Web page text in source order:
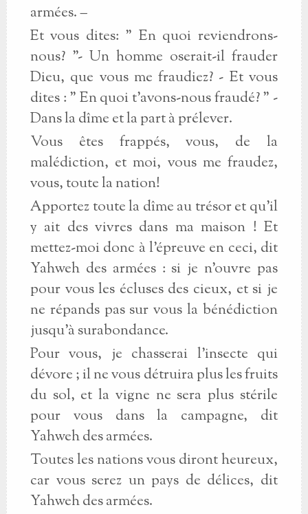
armées. –
Et vous dites: " En quoi reviendrons-
nous? "- Un homme oserait-il frauder
Dieu, que vous me fraudiez? - Et vous
dites : " En quoi t'avons-nous fraudé? " -
Dans la dîme et la part à prélever.
Vous êtes frappés, vous, de la
malédiction, et moi, vous me fraudez,
vous, toute la nation!
Apportez toute la dîme au trésor et qu'il
y ait des vivres dans ma maison ! Et
mettez-moi donc à l'épreuve en ceci, dit
Yahweh des armées : si je n'ouvre pas
pour vous les écluses des cieux, et si je
ne répands pas sur vous la bénédiction
jusqu'à surabondance.
Pour vous, je chasserai l'insecte qui
dévore ; il ne vous détruira plus les fruits
du sol, et la vigne ne sera plus stérile
pour vous dans la campagne, dit
Yahweh des armées.
Toutes les nations vous diront heureux,
car vous serez un pays de délices, dit
Yahweh des armées.